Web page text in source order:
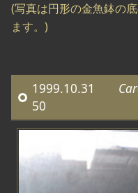
(写真は円形の金魚鉢の
ます。)
1999.10.31
50